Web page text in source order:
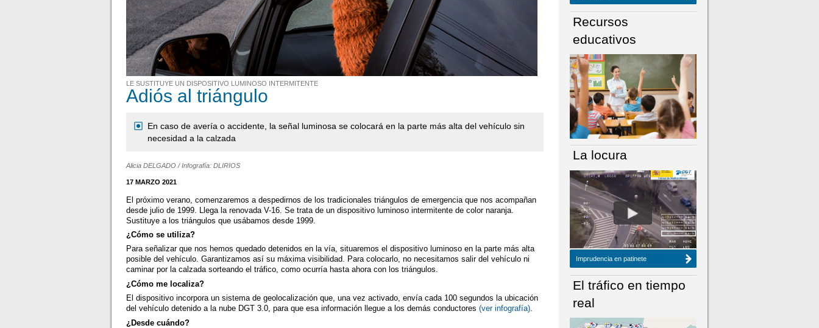
LE SUSTITUYE UN DISPOSITIVO LUMINOSO INTERMITENTE
Adiós al triángulo
En caso de avería o accidente, la señal luminosa se colocará en la parte más alta del vehículo sin
necesidad a la calzada
Alicia DELGADO / Infografía: DLIRIOS
17 MARZO 2021
El próximo verano, comenzaremos a despedirnos de los tradicionales triángulos de emergencia que nos acompañan
desde julio de 1999. Llega la renovada V-16. Se trata de un dispositivo luminoso intermitente de color naranja.
Sustituye a los triángulos que usábamos desde 1999.
¿Cómo se utiliza?
Para señalizar que nos hemos quedado detenidos en la vía, situaremos el dispositivo luminoso en la parte más alta
posible del vehículo. Garantizamos así su máxima visibilidad. Para colocarlo, no necesitamos salir del vehículo ni
caminar por la calzada sorteando el tráfico, como ocurría hasta ahora con los triángulos.
¿Cómo me localiza?
El dispositivo incorpora un sistema de geolocalización que, una vez activado, envía cada 100 segundos la ubicación
del vehículo detenido a la nube DGT 3.0, para que esa información llegue a los demás conductores(ver infografía).
¿Desde cuándo?
NÚMERO ACTUAL HEMEROTECA
Recursos
educativos
La locura
Imprudencia en patinete
El tráfico en tiempo
real